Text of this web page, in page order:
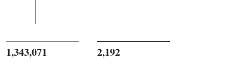
1,343,071 2,192